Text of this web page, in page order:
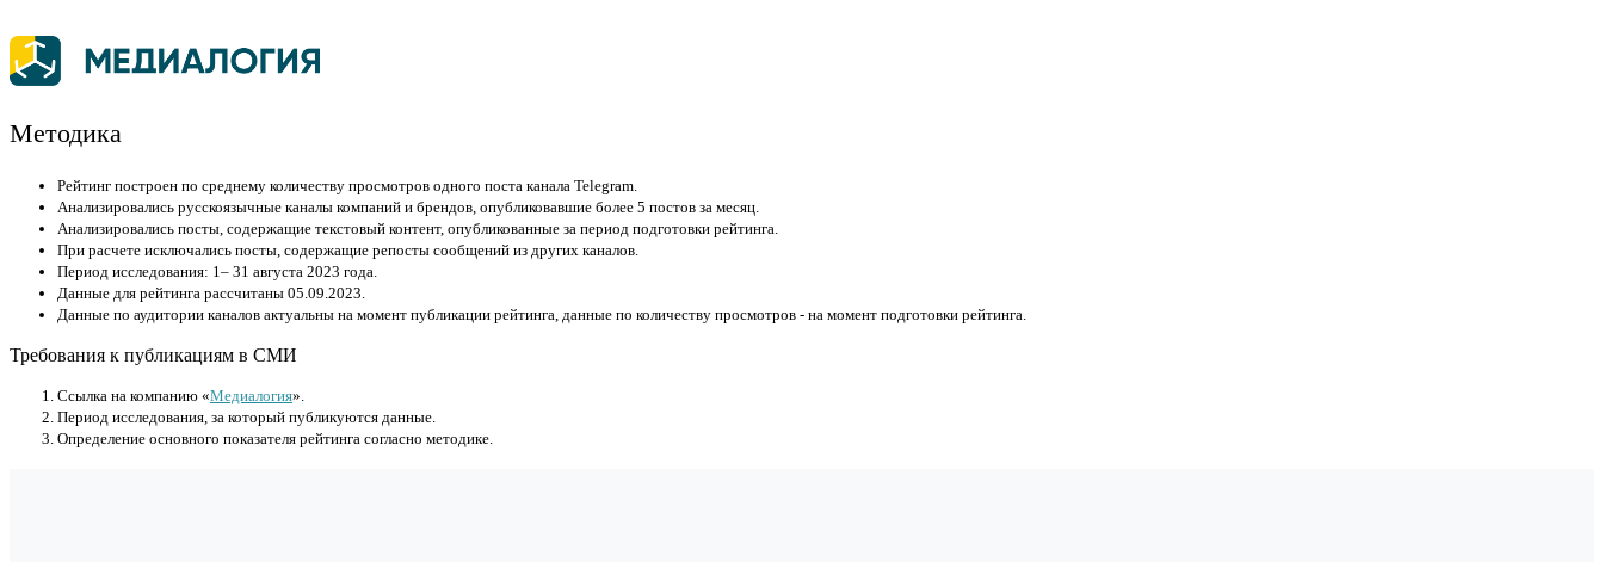
Методика
Рейтинг построен по среднему количеству просмотров одного поста канала Telegram.
Анализировались русскоязычные каналы компаний и брендов, опубликовавшие более 5 постов за месяц.
Анализировались посты, содержащие текстовый контент, опубликованные за период подготовки рейтинга.
При расчете исключались посты, содержащие репосты сообщений из других каналов.
Период исследования: 1– 31 августа 2023 года.
Данные для рейтинга рассчитаны 05.09.2023.
Данные по аудитории каналов актуальны на момент публикации рейтинга, данные по количеству просмотров - на момент подготовки рейтинга.
Требования к публикациям в СМИ
Cсылка на компанию «Медиалогия».
Период исследования, за который публикуются данные.
Определение основного показателя рейтинга согласно методике.